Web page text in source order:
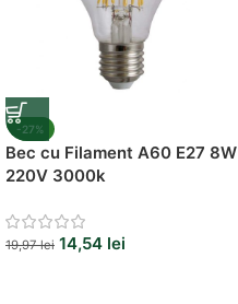
-27%
Bec cu Filament A60 E27 8W
220V 3000k
19,97lei 14,54 lei